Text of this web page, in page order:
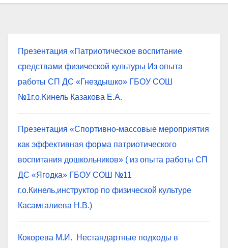
Презентация «Патриотическое воспитание
средствами физической культуры Из опыта
работы СП ДС «Гнездышко» ГБОУ СОШ
№1г.о.Кинель Казакова Е.А.
Презентация «Спортивно-массовые мероприятия
как эффективная форма патриотического
воспитания дошкольников» ( из опыта работы СП
ДС «Ягодка» ГБОУ СОШ №11
г.о.Кинель,инструктор по физической культуре
Касамгалиева Н.В.)
Кокорева М.И. Нестандартные подходы в